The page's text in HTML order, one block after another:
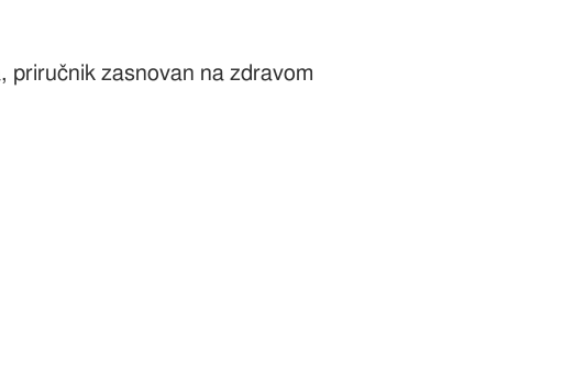
priručnik zasnovan na zdravom